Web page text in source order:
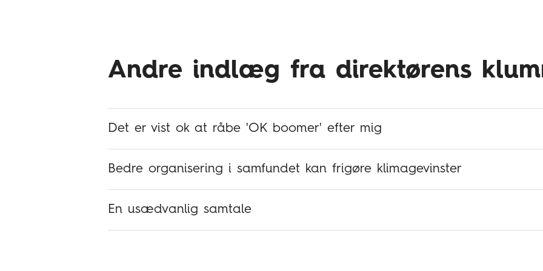
Andre indlæg fra direktørens
Det er vist ok at råbe 'OK boomer' efter mig
Bedre organisering i samfundet kan frigøre klimagevinster
En usædvanlig samtale